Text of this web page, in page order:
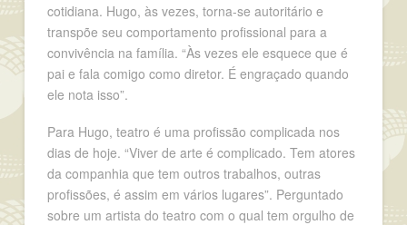
cotidiana. Hugo, às vezes, torna-se autoritário e
transpõe seu comportamento profissional para a
convivência na família. “Às vezes ele esquece que é
pai e fala comigo como diretor. É engraçado quando
ele nota isso”.
Para Hugo, teatro é uma profissão complicada nos
dias de hoje. “Viver de arte é complicado. Tem atores
da companhia que tem outros trabalhos, outras
profissões, é assim em vários lugares”. Perguntado
sobre um artista do teatro com o qual tem orgulho de